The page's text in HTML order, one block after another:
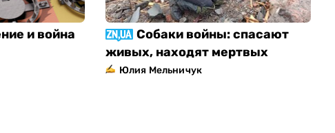
и война
Собаки войны: спасают
живых, находят мертвых
Юлия Мельничук